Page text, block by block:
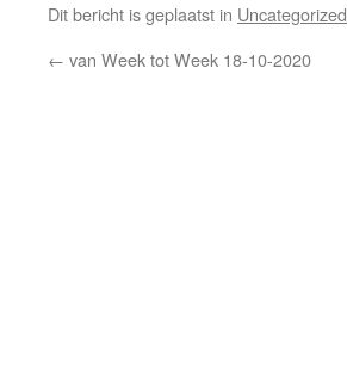
Dit bericht is geplaatst in Uncategorized
← van Week tot Week 18-10-2020